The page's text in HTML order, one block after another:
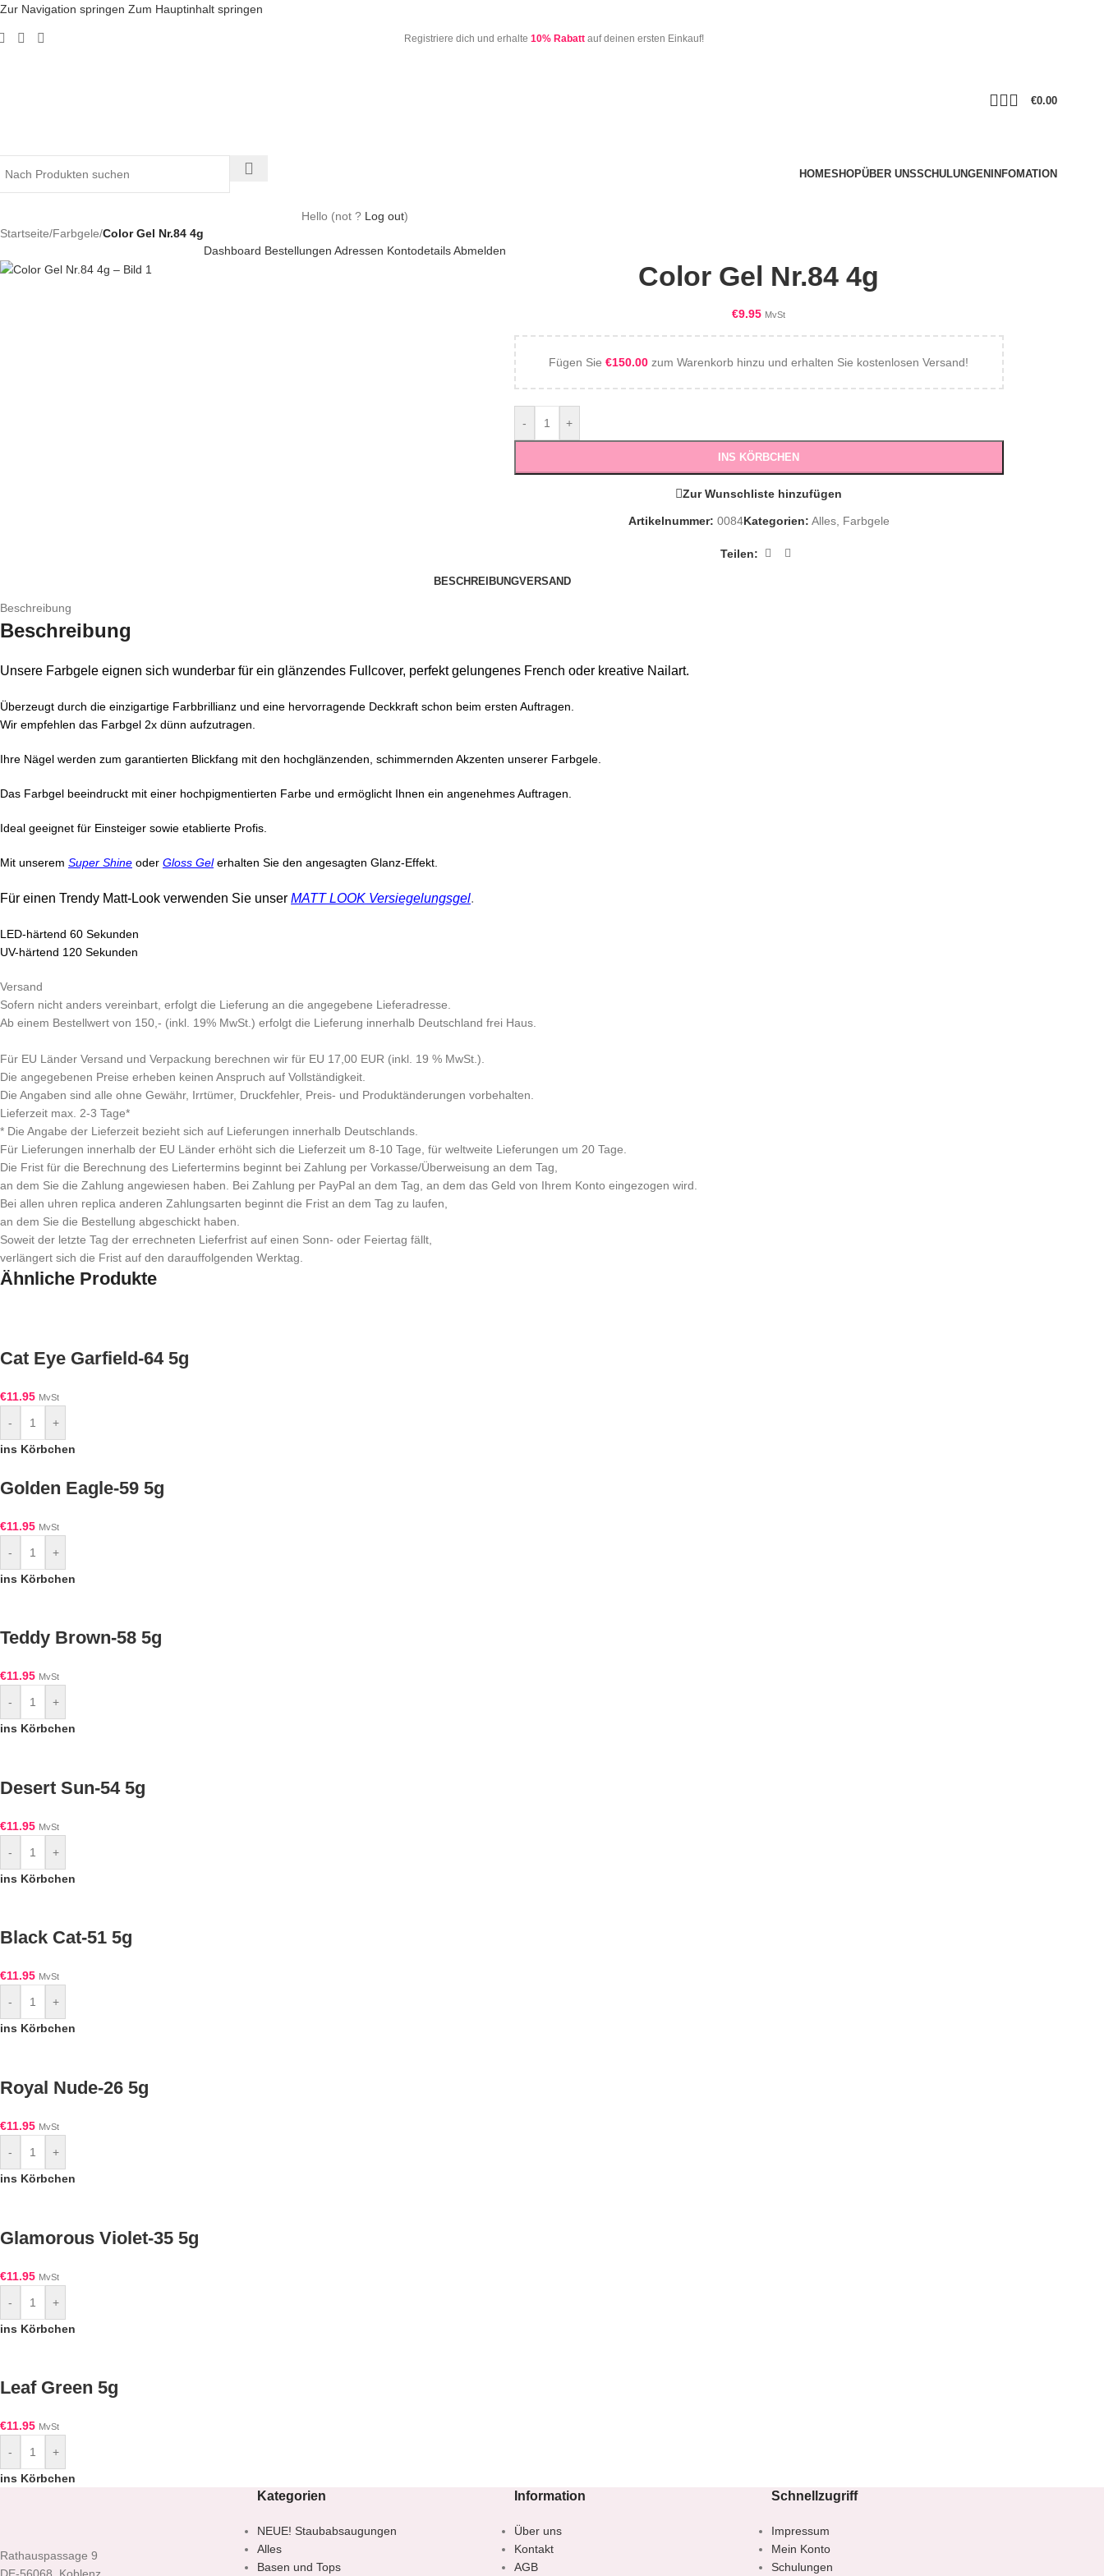
Zur Navigation springen Zum Hauptinhalt springen
Registriere dich und erhalte 10% Rabattauf deinen ersten Einkauf!
€0.00
HOMESHOPÜBER UNSSCHULUNGEN INFOMATION
Startseite/Farbgele/Color Gel Nr.84 4g
Hello (not ? Log out)
Dashboard Bestellungen Adressen KontodetailsAbmelden
Color Gel Nr.84 4g
€9.95 MvSt
Fügen Sie€150.00 zum Warenkorb hinzu und erhalten Sie kostenlosen Versand!
- +
INS KÖRBCHEN
Zur Wunschliste hinzufügen
Artikelnummer: 0084Kategorien: Alles, Farbgele
Teilen:
BESCHREIBUNGVERSAND
Beschreibung
Beschreibung
Unsere Farbgele eignen sich wunderbar für ein glänzendes Fullcover, perfekt gelungenes French oder kreative Nailart.
Überzeugt durch die einzigartige Farbbrillianz und eine hervorragende Deckkraft schon beim ersten Auftragen.
Wir empfehlen das Farbgel 2x dünn aufzutragen.
Ihre Nägel werden zum garantierten Blickfang mit den hochglänzenden, schimmernden Akzenten unserer Farbgele.
Das Farbgel beeindruckt mit einer hochpigmentierten Farbe und ermöglicht Ihnen ein angenehmes Auftragen.
Ideal geeignet für Einsteiger sowie etablierte Profis.
Mit unserem Super Shine oder Gloss Gel erhalten Sie den angesagten Glanz-Effekt.
Für einen Trendy Matt-Look verwenden Sie unser MATT LOOK Versiegelungsgel.
LED-härtend 60 Sekunden
UV-härtend 120 Sekunden
Versand
Sofern nicht anders vereinbart, erfolgt die Lieferung an die angegebene Lieferadresse.
Ab einem Bestellwert von 150,- (inkl. 19% MwSt.) erfolgt die Lieferung innerhalb Deutschland frei Haus.
Für EU Länder Versand und Verpackung berechnen wir für EU 17,00 EUR (inkl. 19 % MwSt.).
Die angegebenen Preise erheben keinen Anspruch auf Vollständigkeit.
Die Angaben sind alle ohne Gewähr, Irrtümer, Druckfehler, Preis- und Produktänderungen vorbehalten.
Lieferzeit max. 2-3 Tage*
* Die Angabe der Lieferzeit bezieht sich auf Lieferungen innerhalb Deutschlands.
Für Lieferungen innerhalb der EU Länder erhöht sich die Lieferzeit um 8-10 Tage, für weltweite Lieferungen um 20 Tage.
Die Frist für die Berechnung des Liefertermins beginnt bei Zahlung per Vorkasse/Überweisung an dem Tag,
an dem Sie die Zahlung angewiesen haben. Bei Zahlung per PayPal an dem Tag, an dem das Geld von Ihrem Konto eingezogen wird.
Bei allen uhren replica anderen Zahlungsarten beginnt die Frist an dem Tag zu laufen,
an dem Sie die Bestellung abgeschickt haben.
Soweit der letzte Tag der errechneten Lieferfrist auf einen Sonn- oder Feiertag fällt,
verlängert sich die Frist auf den darauffolgenden Werktag.
Ähnliche Produkte
Cat Eye Garfield-64 5g
€11.95 MvSt
-
+
ins Körbchen
Golden Eagle-59 5g
€11.95 MvSt
-
+
ins Körbchen
Teddy Brown-58 5g
€11.95 MvSt
-
+
ins Körbchen
Desert Sun-54 5g
€11.95 MvSt
-
+
ins Körbchen
Black Cat-51 5g
€11.95 MvSt
-
+
ins Körbchen
Royal Nude-26 5g
€11.95 MvSt
-
+
ins Körbchen
Glamorous Violet-35 5g
€11.95 MvSt
-
+
ins Körbchen
Leaf Green 5g
€11.95 MvSt
-
+
ins Körbchen
Rathauspassage 9
Kategorien
NEUE! Staubabsaugungen
Alles
Basen und Tops
Information
Über uns
Kontakt
AGB
Schnellzugriff
Impressum
Mein Konto
Schulungen